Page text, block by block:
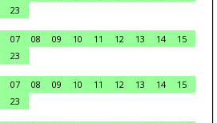
23
07 08 09 10 11 12 13 14
15
23
07 08 09 10 11 12 13 14
15
23